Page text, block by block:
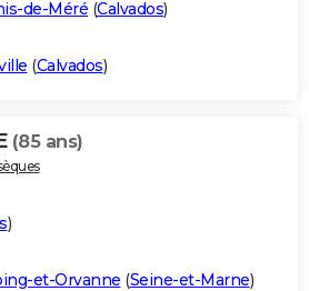
de-Méré (Calvados)
(Calvados)
(85 ans)
)
et-Orvanne (Seine-et-Marne)